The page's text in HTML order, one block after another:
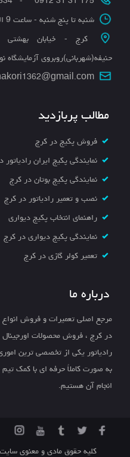
شنبه تا پنج شنبه - ساعت 9 الی 21
حنیفه(شهربانی)روبروی آزمایشگاه
مطالب پربازدید
فروش پکیج در کرج
نمایندگی پکیج ایران
نمایندگی پکیج بوتان در کرج
نصب و تعمیر رادیاتور در کرج
راهنمای انتخاب پکیج دیواری
نمایندگی پکیج دیواری در کرج
تعمیر کولر گازی در کرج
درباره ما
مرجع اصلی تعمیرات و فروش انواع
در کرج ، فروش محصولات
رادیاتور یکی از تخصصی ترین
به صورت کاملاً حرفه ای با کمک
انجام آن هستیم.
کلیه حقوق مادی و معنوی